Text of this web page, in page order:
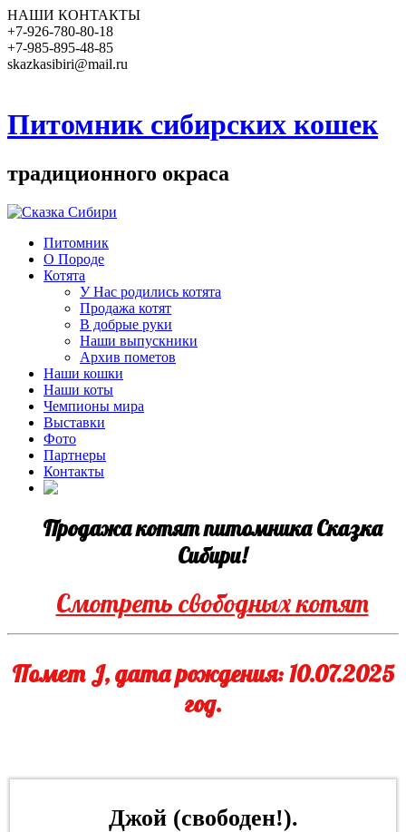
НАШИ КОНТАКТЫ
+7-926-780-80-18
+7-985-895-48-85
skazkasibiri@mail.ru
Питомник сибирских кошек
традиционного окраса
Питомник
О Породе
Котята
У Нас родились котята
Продажа котят
В добрые руки
Наши выпускники
Архив пометов
Наши кошки
Наши коты
Чемпионы мира
Выставки
Фото
Партнеры
Контакты
Продажа котят питомника Сказка
Сибири!
Смотреть свободных котят
Помет J, дата рождения: 10.07.2025
год.
Джой (свободен!).